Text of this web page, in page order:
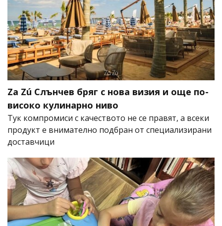
Za Zú Слънчев бряг с нова визия и още по-
високо кулинарно ниво
Тук компромиси с качеството не се правят, а всеки
продукт е внимателно подбран от специализирани
доставчици